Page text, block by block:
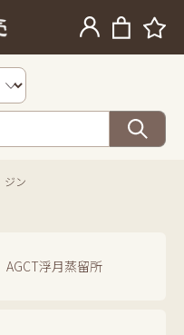
ジン
AGCT浮月蒸留所